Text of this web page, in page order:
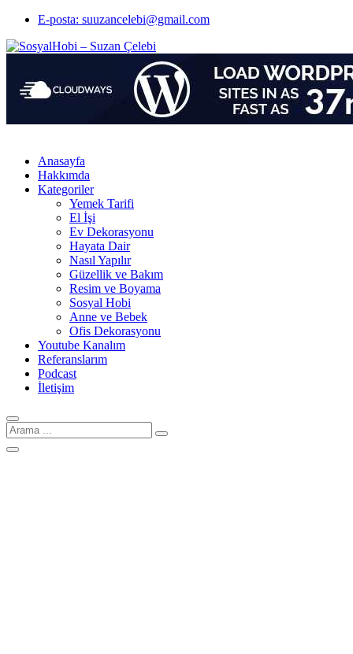
E-posta: suuzancelebi@gmail.com
Anasayfa
Hakkımda
Kategoriler
Yemek Tarifi
El İşi
Ev Dekorasyonu
Hayata Dair
Nasıl Yapılır
Güzellik ve Bakım
Resim ve Boyama
Sosyal Hobi
Anne ve Bebek
Ofis Dekorasyonu
Youtube Kanalım
Referanslarım
Podcast
İletişim
Arama
için: